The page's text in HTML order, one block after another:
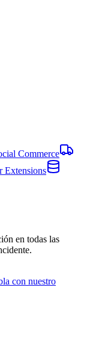
Commerce
Extensions
en todas las
con nuestro